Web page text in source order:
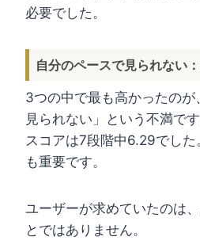
必要でした。
自分のペースで見られない
3つの中で最も高かったの
見られない」という不満です
スコアは7段階中6.29でし
も重要です。
ユーザーが求めていたのは
とではありません。